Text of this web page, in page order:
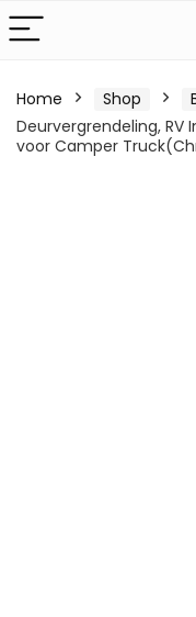
Home Shop
Deurvergrendeling, RV
voor Camper